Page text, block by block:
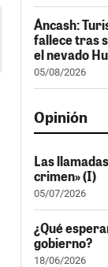
Áncash:
fallece tras
el nevado
05/08/2026
Opinión
Las
crimen» (I)
05/07/2026
¿Qué
gobierno?
18/06/2026